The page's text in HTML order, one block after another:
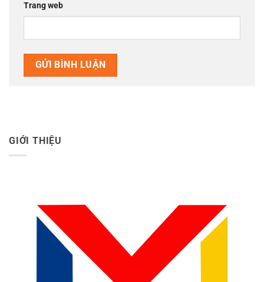
Trang web
GIỚI THIỆU